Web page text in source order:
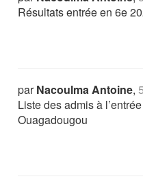
Résultats entrée en 6e
parNacoulma Antoine,
Liste des admis à
Ouagadougou